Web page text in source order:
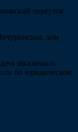
переулок
дом
заказанных
или по юридическом